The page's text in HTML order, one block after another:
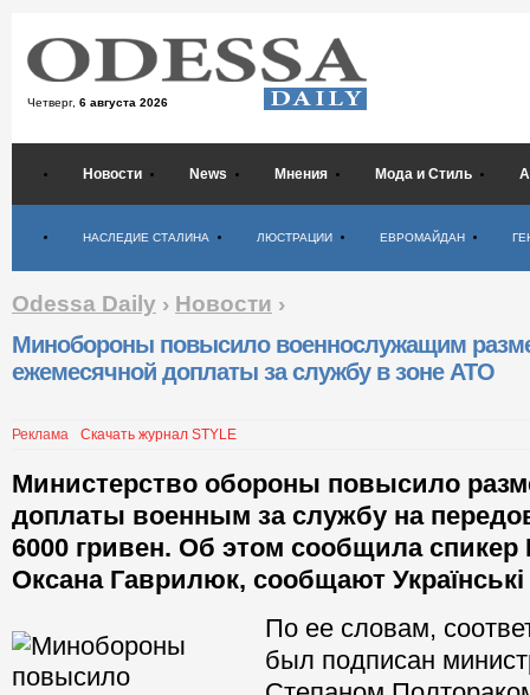
Четверг, 6 августа 2026
Новости News Мнения Мода и Стиль
НАСЛЕДИЕ СТАЛИНА ЛЮСТРАЦИИ ЕВРОМАЙДАН
Odessa Daily › Новости ›
Минобороны повысило военнослужащим
ежемесячной доплаты за службу в зоне АТО
Реклама Скачать журнал STYLE
Министерство обороны повысило
доплаты военным за службу на
6000 гривен. Об этом сообщила
Оксана Гаврилюк, сообщают
По ее словам,
был подписан